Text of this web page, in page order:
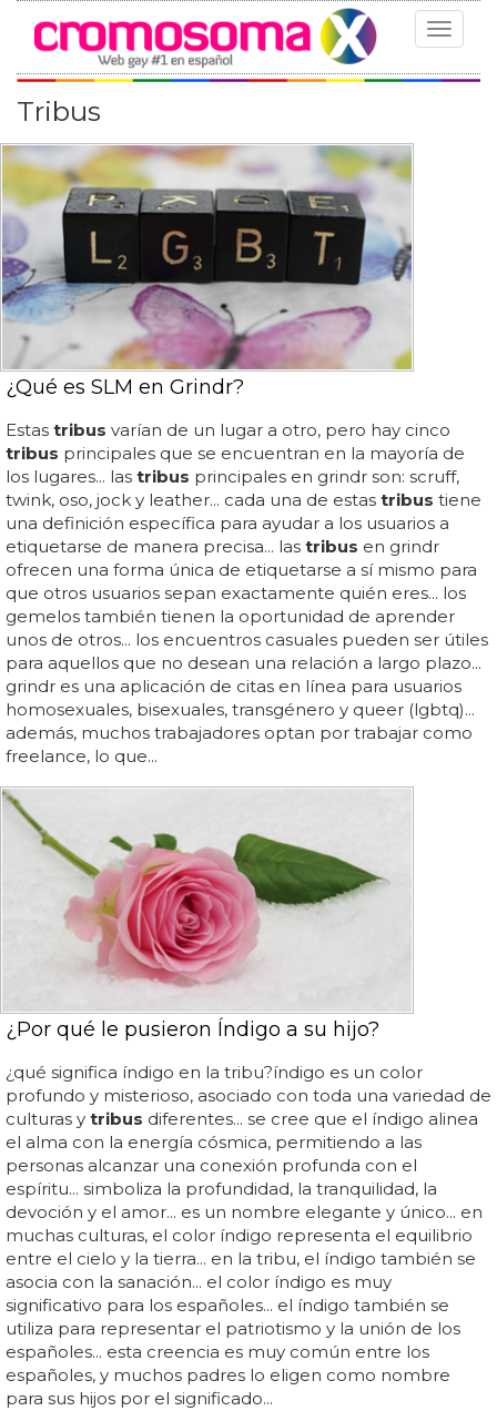
Toggle
Tribus
¿Qué es SLM en Grindr?
Estas tribus varían de un lugar a otro, pero hay cinco
tribus principales que se encuentran en la mayoría de
los lugares... las tribus principales en grindr son: scruff,
twink, oso, jock y leather... cada una de estas tribus tiene
una definición específica para ayudar a los usuarios a
etiquetarse de manera precisa... las tribus en grindr
ofrecen una forma única de etiquetarse a sí mismo para
que otros usuarios sepan exactamente quién eres... los
gemelos también tienen la oportunidad de aprender
unos de otros... los encuentros casuales pueden ser útiles
para aquellos que no desean una relación a largo plazo...
grindr es una aplicación de citas en línea para usuarios
homosexuales, bisexuales, transgénero y queer (lgbtq)...
además, muchos trabajadores optan por trabajar como
freelance, lo que...
¿Por qué le pusieron Índigo a su hijo?
¿qué significa índigo en la tribu?índigo es un color
profundo y misterioso, asociado con toda una variedad de
culturas y tribus diferentes... se cree que el índigo alinea
el alma con la energía cósmica, permitiendo a las
personas alcanzar una conexión profunda con el
espíritu... simboliza la profundidad, la tranquilidad, la
devoción y el amor... es un nombre elegante y único... en
muchas culturas, el color índigo representa el equilibrio
entre el cielo y la tierra... en la tribu, el índigo también se
asocia con la sanación... el color índigo es muy
significativo para los españoles... el índigo también se
utiliza para representar el patriotismo y la unión de los
españoles... esta creencia es muy común entre los
españoles, y muchos padres lo eligen como nombre
para sus hijos por el significado...